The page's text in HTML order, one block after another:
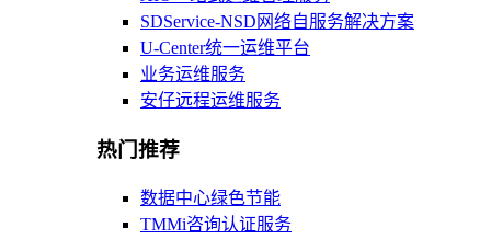
SDService-NSD网络自服务解决方案
U-Center统一运维平台
业务运维服务
安仔远程运维服务
热门推荐
数据中心绿色节能
TMMi咨询认证服务